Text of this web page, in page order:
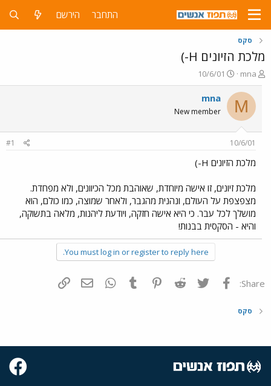
התחבר הירשם
סקס
מלכת הזיונים H-)
פ
ו
ת
ח
ה
ש
א
mna
פ
ו
ר
10/6/01
M
mna
New member
10/6/01
#1
מלכת הזיונים H-)
מלכת זיונים, זו אישה מיוחדת, שאוהבת מכל הכיוונים, ולא מפחדת.
מצפצפת על העולם, ונהנית מהגבר, ולאחר שמוצה, כמו כולם, הוא
מושלך לכל עבר. כי היא אישה חזקה, ויודעת ליהנות, מלאה בתשוקה,
והיא - הסקסית בבנות!
You must log in or register to reply here.
Share: פייסבוק Twitter
Reddit
Pinterest
Tumblr
WhatsAppדואר אלקטרוני
סקס